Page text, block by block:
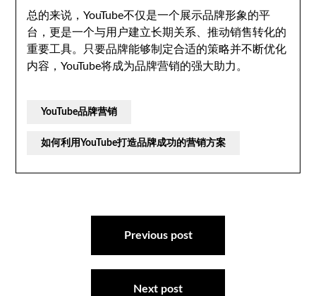
总的来说，YouTube不仅是一个展示品牌形象的平
台，更是一个与用户建立长期关系、推动销售转化的
重要工具。只要品牌能够制定合适的策略并不断优化
内容，YouTube将成为品牌营销的强大助力。
YouTube品牌营销
如何利用YouTube打造品牌成功的营销方案
Previous post
Next post